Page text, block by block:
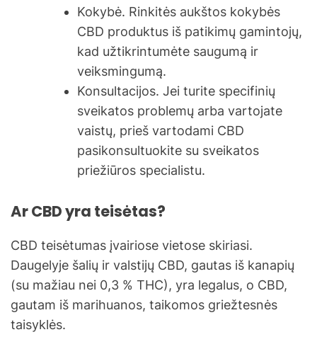
Kokybė. Rinkitės aukštos kokybės
CBD produktus iš patikimų gamintojų,
kad užtikrintumėte saugumą ir
veiksmingumą.
Konsultacijos. Jei turite specifinių
sveikatos problemų arba vartojate
vaistų, prieš vartodami CBD
pasikonsultuokite su sveikatos
priežiūros specialistu.
Ar CBD yra teisėtas?
CBD teisėtumas įvairiose vietose skiriasi.
Daugelyje šalių ir valstijų CBD, gautas iš kanapių
(su mažiau nei 0,3 % THC), yra legalus, o CBD,
gautam iš marihuanos, taikomos griežtesnės
taisyklės.